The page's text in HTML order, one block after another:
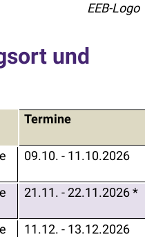
EEB-Logo
und
Termine
09.10. - 11.10.2026
21.11. - 22.11.2026 *
11.12. - 13.12.2026